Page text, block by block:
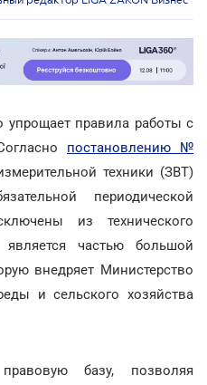
упрощает правила работы с
постановлению №
техники (ЗВТ)
периодической
из технического
частью большой
внедряет Министерство
и сельского хозяйства
базу, позволяя